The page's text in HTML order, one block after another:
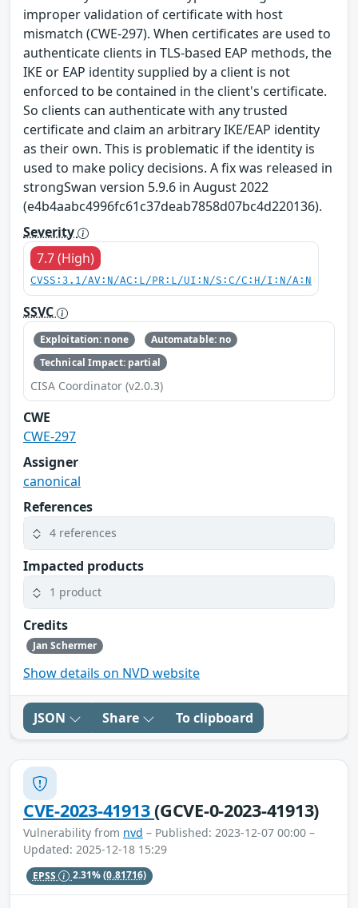
improper validation of certificate with host
mismatch (CWE-297). When certificates are used to
authenticate clients in TLS-based EAP methods, the
IKE or EAP identity supplied by a client is not
enforced to be contained in the client's certificate.
So clients can authenticate with any trusted
certificate and claim an arbitrary IKE/EAP identity
as their own. This is problematic if the identity is
used to make policy decisions. A fix was released in
strongSwan version 5.9.6 in August 2022
(e4b4aabc4996fc61c37deab7858d07bc4d220136).
Severity
7.7 (High)
CVSS:3.1/AV:N/AC:L/PR:L/UI:N/S:C/C:H/I:N/A:N
SSVC
Exploitation: none
Automatable: no
Technical Impact: partial
CISA Coordinator (v2.0.3)
CWE
CWE-297
Assigner
canonical
References
4 references
Impacted products
1 product
Credits
Jan Schermer
Show details on NVD website
JSON Share To clipboard
CVE-2023-41913(GCVE-0-2023-41913)
Vulnerability from nvd – Published: 2023-12-07 00:00 –
Updated: 2025-12-18 15:29
EPSS 2.31%(0.81716)